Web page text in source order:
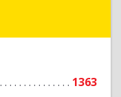
1363
г, Республики